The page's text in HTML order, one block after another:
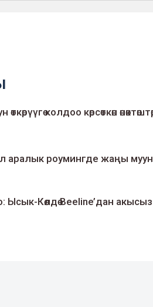
колдоо көрсөткөн
аралык роумингде жаңы
Көлдө Beeline’дан акысыз